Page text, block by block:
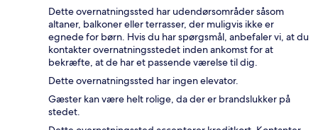
Dette overnatningssted har udendørsområder såsom
altaner, balkoner eller terrasser, der muligvis ikke er
egnede for børn. Hvis du har spørgsmål, anbefaler vi, at du
kontakter overnatningsstedet inden ankomst for at
bekræfte, at de har et passende værelse til dig.
Dette overnatningssted har ingen elevator.
Gæster kan være helt rolige, da der er brandslukker på
stedet.